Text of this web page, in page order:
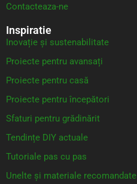
Contacteaza-ne
Inspiratie
Inovație și sustenabilitate
Proiecte pentru avansați
Proiecte pentru casă
Proiecte pentru începători
Sfaturi pentru grădinărit
Tendințe DIY actuale
Tutoriale pas cu pas
Unelte și materiale recomandate